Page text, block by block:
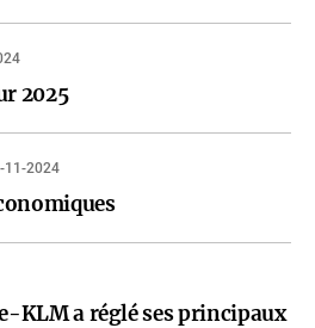
2025
11-2024
KLM a réglé ses principaux